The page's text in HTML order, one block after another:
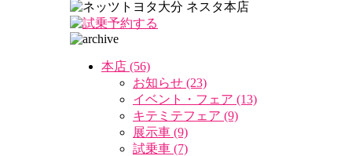
本店 (56)
お知らせ (23)
イベント・フェア (13)
キテミテフェア (9)
展示車 (9)
試乗車 (7)